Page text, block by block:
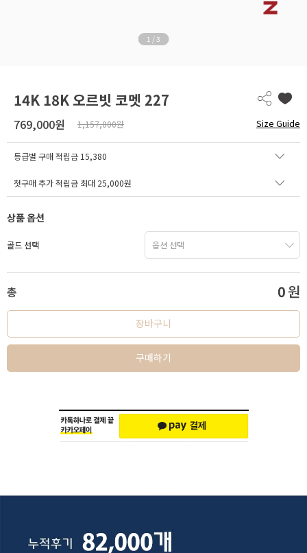
1 / 3
14K 18K 오르빗 코멧 227
769,000원 1,157,000원 Size Guide
등급별 구매 적립금 15,380
첫구매 추가 적립금 최대 25,000원
상품 옵션
골드 선택
총 0원
장바구니
구매하기